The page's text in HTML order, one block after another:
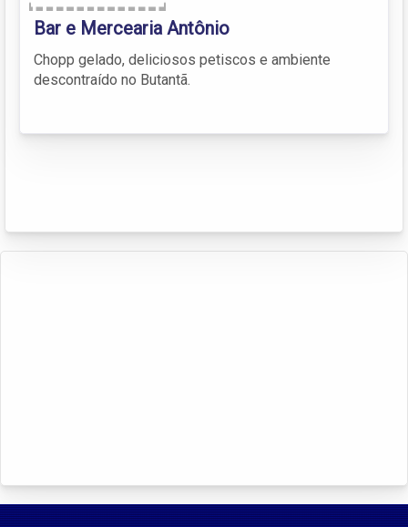
Bar e Mercearia Antônio
Chopp gelado, deliciosos petiscos e ambiente
descontraído no Butantã.